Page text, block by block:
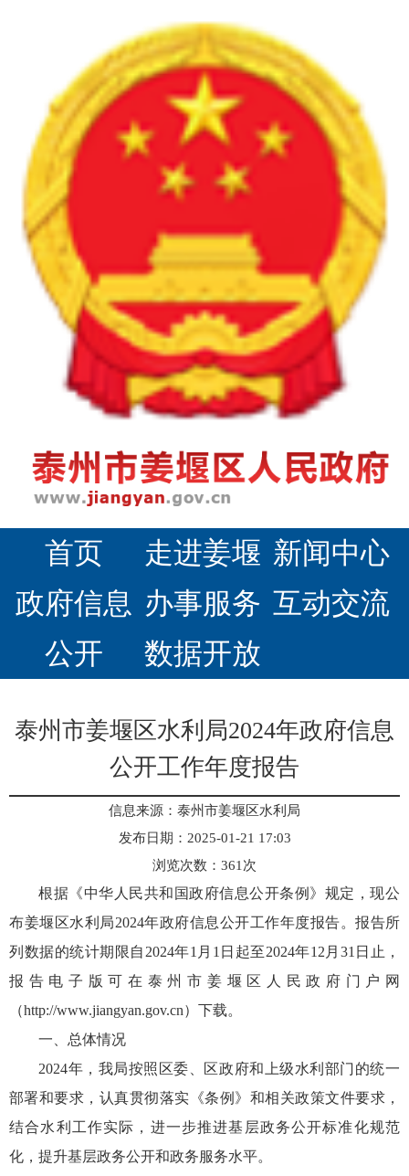
首页 走进姜堰 新闻中心
政府信息
公开
办事服务 互动交流
数据开放
泰州市姜堰区水利局2024年政府信息
公开工作年度报告
信息来源：泰州市姜堰区水利局
发布日期：2025-01-21 17:03
浏览次数： 361 次
根据《中华人民共和国政府信息公开条例》规定，现公
布姜堰区水利局2024年政府信息公开工作年度报告。报告所
列数据的统计期限自2024年1月1日起至2024年12月31日止，
报告电子版可在泰州市姜堰区人民政府门户网
（http://www.jiangyan.gov.cn）下载。
一、总体情况
2024年，我局按照区委、区政府和上级水利部门的统一
部署和要求，认真贯彻落实《条例》和相关政策文件要求，
结合水利工作实际，进一步推进基层政务公开标准化规范
化，提升基层政务公开和政务服务水平。